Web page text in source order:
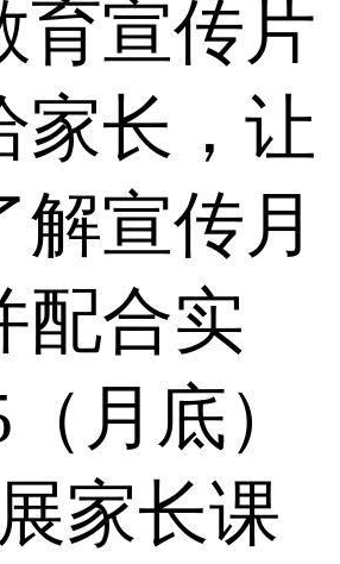
育宣传片
家长，让
解宣传月
配合实
月底）
家长课